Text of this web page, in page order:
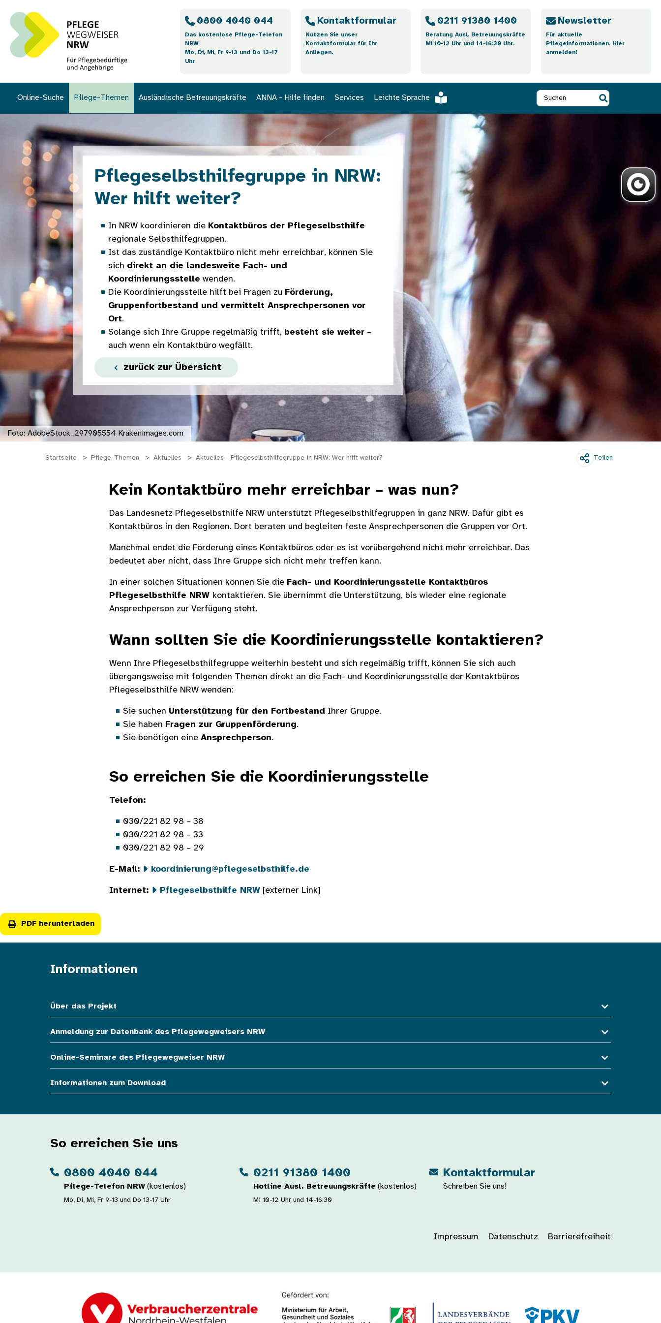
Direkt zum Inhalt
0800 4040 044
Das kostenlose Pflege-Telefon
NRW
Mo, Di, Mi, Fr 9-13 und Do 13-17
Uhr
Kontaktformular
Nutzen Sie unser
Kontaktformular für Ihr
Anliegen.
0211 91380 1400
Beratung Ausl. Betreuungskräfte
Mi 10-12 Uhr und 14-16:30 Uhr.
Newsletter
Für aktuelle
Pflegeinformationen. Hier
anmelden!
Online-Suche Pflege-Themen Ausländische Betreuungskräfte ANNA - Hilfe finden Services Leichte Sprache
Foto: AdobeStock_297905554 Krakenimages.com
Pflegeselbsthilfegruppe in NRW:
Wer hilft weiter?
In NRW koordinieren die Kontaktbüros der Pflegeselbsthilfe
regionale Selbsthilfegruppen.
Ist das zuständige Kontaktbüro nicht mehr erreichbar, können Sie
sich direkt an die landesweite Fach- und
Koordinierungsstelle wenden.
Die Koordinierungsstelle hilft bei Fragen zu Förderung,
Gruppenfortbestand und vermittelt Ansprechpersonen vor
Ort.
Solange sich Ihre Gruppe regelmäßig trifft, besteht sie weiter –
auch wenn ein Kontaktbüro wegfällt.
zurück zur Übersicht
Startseite Pflege-Themen Aktuelles Aktuelles - Pflegeselbsthilfegruppe in NRW: Wer hilft weiter? Teilen
Kein Kontaktbüro mehr erreichbar – was nun?
Das Landesnetz Pflegeselbsthilfe NRW unterstützt Pflegeselbsthilfegruppen in ganz NRW. Dafür gibt es
Kontaktbüros in den Regionen. Dort beraten und begleiten feste Ansprechpersonen die Gruppen vor Ort.
Manchmal endet die Förderung eines Kontaktbüros oder es ist vorübergehend nicht mehr erreichbar. Das
bedeutet aber nicht, dass Ihre Gruppe sich nicht mehr treffen kann.
In einer solchen Situationen können Sie die Fach- und Koordinierungsstelle Kontaktbüros
Pflegeselbsthilfe NRW kontaktieren. Sie übernimmt die Unterstützung, bis wieder eine regionale
Ansprechperson zur Verfügung steht.
Wann sollten Sie die Koordinierungsstelle kontaktieren?
Wenn Ihre Pflegeselbsthilfegruppe weiterhin besteht und sich regelmäßig trifft, können Sie sich auch
übergangsweise mit folgenden Themen direkt an die Fach- und Koordinierungsstelle der Kontaktbüros
Pflegeselbsthilfe NRW wenden:
Sie suchen Unterstützung für den Fortbestand Ihrer Gruppe.
Sie haben Fragen zur Gruppenförderung.
Sie benötigen eine Ansprechperson.
So erreichen Sie die Koordinierungsstelle
Telefon:
030/221 82 98 – 38
030/221 82 98 – 33
030/221 82 98 – 29
E-Mail: koordinierung@pflegeselbsthilfe.de
Internet: Pflegeselbsthilfe NRW [externer Link]
PDF herunterladen
Informationen
Über das Projekt
Anmeldung zur Datenbank des Pflegewegweisers NRW
Online-Seminare des Pflegewegweiser NRW
Informationen zum Download
So erreichen Sie uns
0800 4040 044
Pflege-Telefon NRW (kostenlos)
Mo, Di, Mi, Fr 9-13 und Do 13-17 Uhr
0211 91380 1400
Hotline Ausl. Betreuungskräfte (kostenlos)
Mi 10-12 Uhr und 14-16:30
Kontaktformular
Schreiben Sie uns!
Impressum Datenschutz Barrierefreiheit